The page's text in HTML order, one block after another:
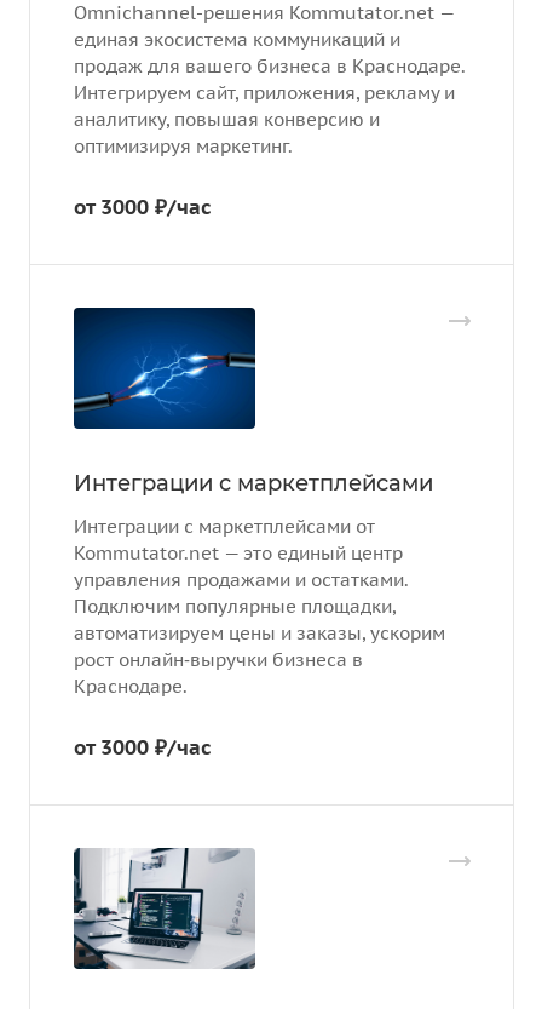
Omnichannel-решения Kommutator.net —
единая экосистема коммуникаций и
продаж для вашего бизнеса в Краснодаре.
Интегрируем сайт, приложения, рекламу и
аналитику, повышая конверсию и
оптимизируя маркетинг.
от 3000 ₽/час
Интеграции с маркетплейсами
Интеграции с маркетплейсами от
Kommutator.net — это единый центр
управления продажами и остатками.
Подключим популярные площадки,
автоматизируем цены и заказы, ускорим
рост онлайн‑выручки бизнеса в
Краснодаре.
от 3000 ₽/час